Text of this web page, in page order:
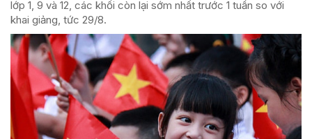
lớp 1, 9 và 12, các khối còn lại sớm nhất trước 1 tuần so với
khai giảng, tức 29/8.